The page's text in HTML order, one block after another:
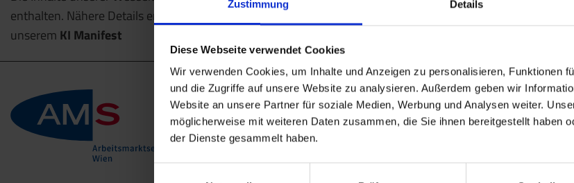
Zustimmung Details
Diese Webseite verwendet Cookies
Wir verwenden Cookies, um Inhalte und Anzeigen zu personalisieren, Funktionen
und die Zugriffe auf unsere Website zu analysieren. Außerdem geben wir
Website an unsere Partner für soziale Medien, Werbung und Analysen weiter.
möglicherweise mit weiteren Daten zusammen, die Sie ihnen bereitgestellt haben
der Dienste gesammelt haben.
enthalten. Nähere Details entnehmen Sie bitte
unserem KI Manifest